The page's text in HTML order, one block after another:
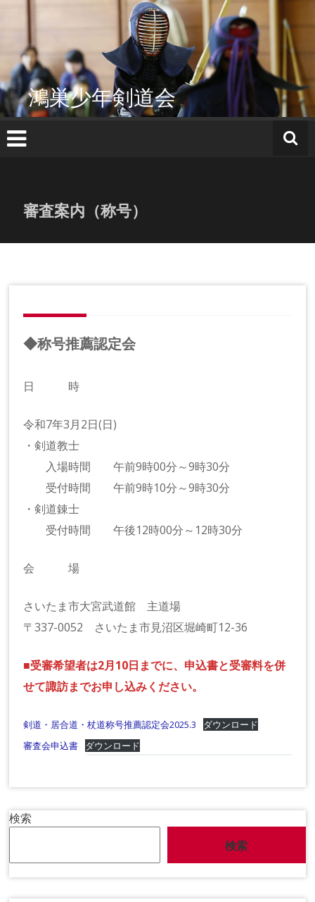
ツ
へ
ス
キ
ッ
鴻巣少年剣道会
審査案内（称号）
◆称号推薦認定会
日 時
令和7年3月2日(日)
・剣道教士
入場時間 午前9時00分～9時30分
受付時間 午前9時10分～9時30分
・剣道錬士
受付時間 午後12時00分～12時30分
会 場
さいたま市大宮武道館 主道場
〒337-0052 さいたま市見沼区堀崎町12-36
■受審希望者は2月10日までに、申込書と受審料を併
せて諏訪までお申し込みください。
剣道・居合道・杖道称号推薦認定会2025.3
ダウンロード
審査会申込書
ダウンロード
検索
検索